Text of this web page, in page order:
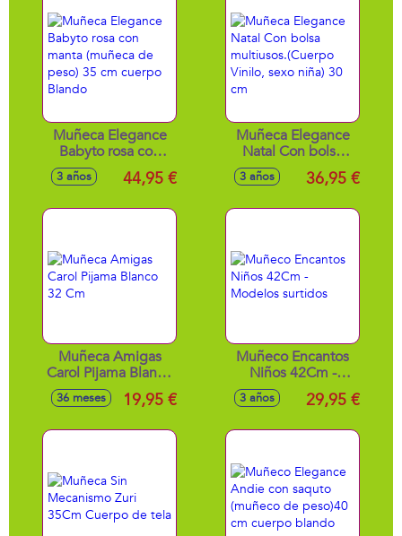
cambiador ¡Nenuco
tiene un efecto
mágico en el pelo!
Muñeca Elegance
Babyto rosa con
manta (muñeca de
peso) 35 cm
3 años 44,95 €
Muñeca Elegance
Natal Con bolsa
multiusos.(Cuerpo
Vinilo, sexo niña)
3 años 36,95 €
Muñeca Amigas
Carol Pijama Blanco
32 Cm
36 meses 19,95 €
Muñeco Encantos
Niños 42Cm -
Modelos surtidos
3 años 29,95 €